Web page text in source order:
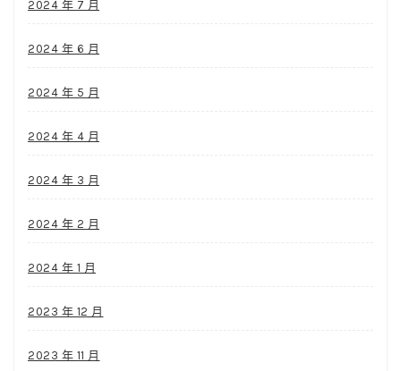
2024 年 7 月
2024 年 6 月
2024 年 5 月
2024 年 4 月
2024 年 3 月
2024 年 2 月
2024 年 1 月
2023 年 12 月
2023 年 11 月